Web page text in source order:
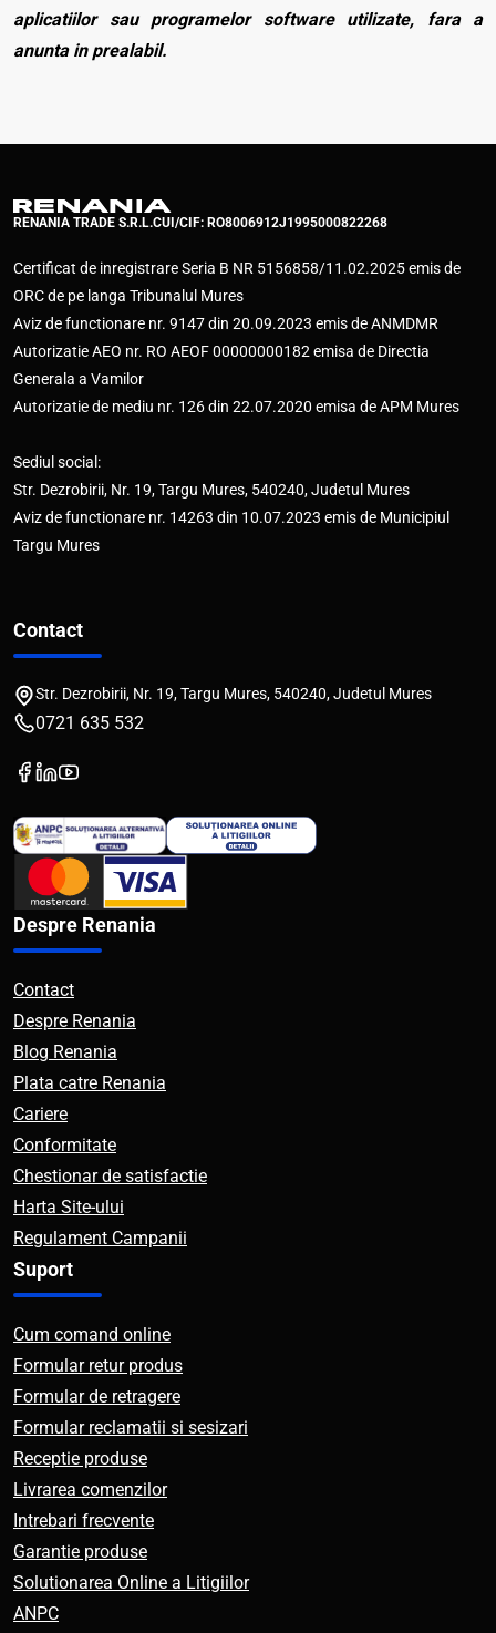
aplicatiilor sau programelor software utilizate, fara a
anunta in prealabil.
RENANIA TRADE S.R.L.CUI/CIF: RO8006912J1995000822268
Certificat de inregistrare Seria B NR 5156858/11.02.2025 emis de
ORC de pe langa Tribunalul Mures
Aviz de functionare nr. 9147 din 20.09.2023 emis de ANMDMR
Autorizatie AEO nr. RO AEOF 00000000182 emisa de Directia
Generala a Vamilor
Autorizatie de mediu nr. 126 din 22.07.2020 emisa de APM Mures
Sediul social:
Str. Dezrobirii, Nr. 19, Targu Mures, 540240, Judetul Mures
Aviz de functionare nr. 14263 din 10.07.2023 emis de Municipiul
Targu Mures
Contact
Str. Dezrobirii, Nr. 19, Targu Mures, 540240, Judetul Mures
0721 635 532
Despre Renania
Contact
Despre Renania
Blog Renania
Plata catre Renania
Cariere
Conformitate
Chestionar de satisfactie
Harta Site-ului
Regulament Campanii
Suport
Cum comand online
Formular retur produs
Formular de retragere
Formular reclamatii si sesizari
Receptie produse
Livrarea comenzilor
Intrebari frecvente
Garantie produse
Solutionarea Online a Litigiilor
ANPC